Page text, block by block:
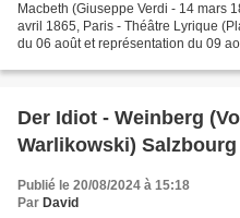
Macbeth (Giuseppe Verdi - 14 mars
avril 1865, Paris - Théâtre Lyrique
du 06 août et représentation du 09
Der Idiot - Weinberg
Warlikowski) Salzbourg
Publié le 20/08/2024 à 15:18
Par David